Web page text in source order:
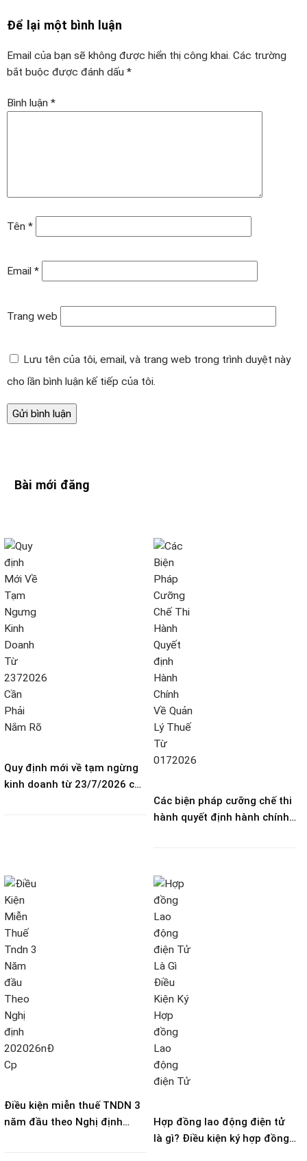
Để lại một bình luận
Email của bạn sẽ không được hiển thị công khai. Các trường
bắt buộc được đánh dấu *
Bình luận *
Tên *
Email *
Trang web
Lưu tên của tôi, email, và trang web trong trình duyệt này
cho lần bình luận kế tiếp của tôi.
Bài mới đăng
Quy định mới về tạm ngừng
kinh doanh từ 23/7/2026 cần
Các biện pháp cưỡng chế thi
hành quyết định hành chính
Điều kiện miễn thuế TNDN 3
năm đầu theo Nghị định
Hợp đồng lao động điện tử
là gì? Điều kiện ký hợp đồng